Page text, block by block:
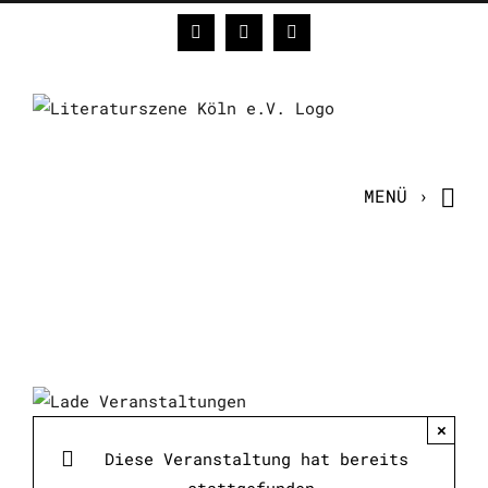
FacebookInstagram
E-
Mail
Diese Veranstaltung hat bereits
×